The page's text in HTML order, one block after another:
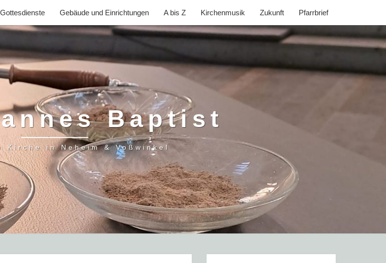
Gottesdienste Gebäude und Einrichtungen A bis Z Kirchenmusik Zukunft Pfarrbrief
Baptist
Kirche in Neheim & Voßwinkel